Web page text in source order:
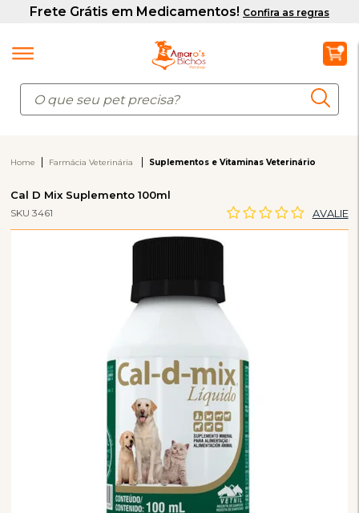
Home Farmácia Veterinária Suplementos e Vitaminas Veterinário
Cal D Mix Suplemento 100ml
SKU 3461 AVALIE